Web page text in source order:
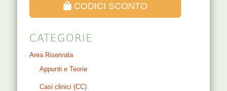
CODICI SCONTO
CATEGORIE
Area Riservata
Appunti e Teorie
Casi clinici (CC)